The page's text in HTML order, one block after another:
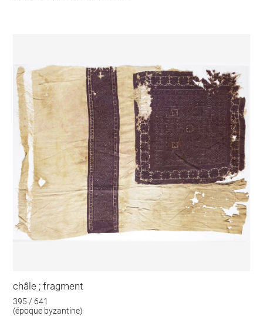
châle ; fragment
395 / 641
(époque byzantine)